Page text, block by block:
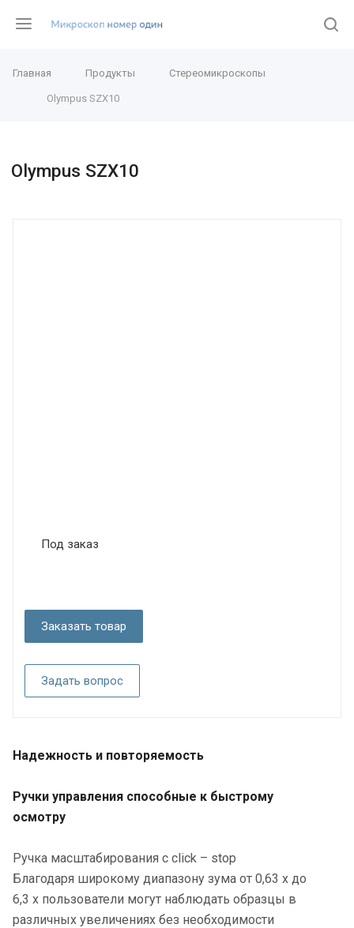
Главная Продукты Стереомикроскопы
Olympus SZX10
Olympus SZX10
Под заказ
Заказать товар
Задать вопрос
Надежность и повторяемость
Ручки управления способные к быстрому
осмотру
Ручка масштабирования с click – stop
Благодаря широкому диапазону зума от 0,63 х до
6,3 х пользователи могут наблюдать образцы в
различных увеличениях без необходимости